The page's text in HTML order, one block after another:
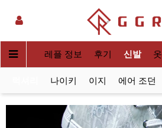
사[QC] 레플 정보 후기 신발 옷
나이키 이지 에어 조던